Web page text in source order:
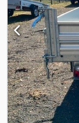
bevonattal *
Ajtóváltozat:
Zárható rúdzár *
Abxjrf Rakfelület
rétegeltlemez
tartók a padló
felszereltség *
Tolatólámpa *
értékesítés joga